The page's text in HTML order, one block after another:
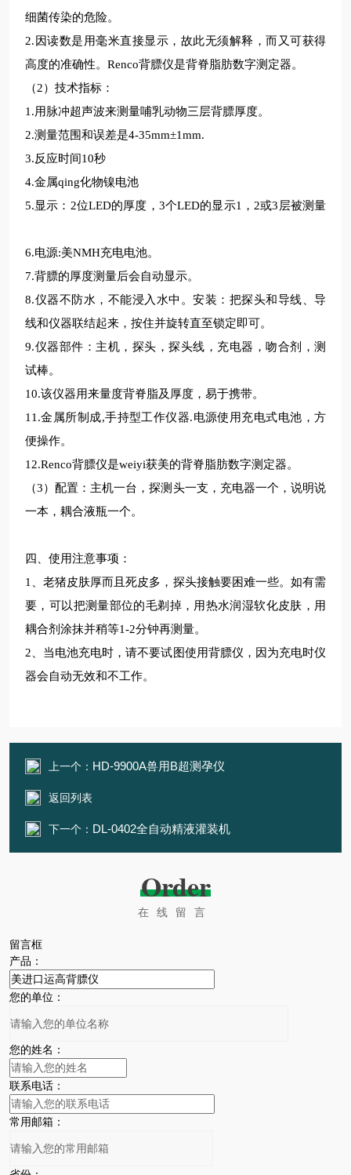
细菌传染的危险。
2.因读数是用毫米直接显示，故此无须解释，而又可获得
高度的准确性。Renco背膘仪是背脊脂肪数字测定器。
（2）技术指标：
1.用脉冲超声波来测量哺乳动物三层背膘厚度。
2.测量范围和误差是4-35mm±1mm.
3.反应时间10秒
4.金属qing化物镍电池
5.显示：2位LED的厚度，3个LED的显示1，2或3层被测量
6.电源:美NMH充电电池。
7.背膘的厚度测量后会自动显示。
8.仪器不防水，不能浸入水中。安装：把探头和导线、导
线和仪器联结起来，按住并旋转直至锁定即可。
9.仪器部件：主机，探头，探头线，充电器，吻合剂，测
试棒。
10.该仪器用来量度背脊脂及厚度，易于携带。
11.金属所制成,手持型工作仪器.电源使用充电式电池，方
便操作。
12.Renco背膘仪是weiyi获美的背脊脂肪数字测定器。
（3）配置： 主机一台，探测头一支，充电器一个，说明说
一本，耦合液瓶一个。
四、使用注意事项：
1、老猪皮肤厚而且死皮多，探头接触要困难一些。如有需
要，可以把测量部位的毛剃掉，用热水润湿软化皮肤，用
耦合剂涂抹并稍等1-2分钟再测量。
2、当电池充电时，请不要试图使用背膘仪，因为充电时仪
器会自动无效和不工作。
上一个： HD-9900A兽用B超测孕仪
返回列表
下一个： DL-0402全自动精液灌装机
Order
在线留言
留言框
产品：
您的单位：
您的姓名：
联系电话：
常用邮箱：